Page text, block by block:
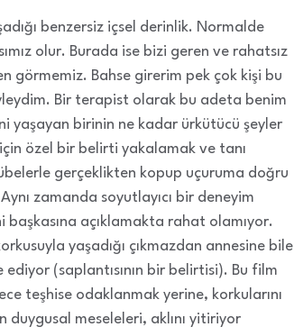
benzersiz içsel derinlik. Normalde
olur. Burada ise bizi geren ve rahatsız
görmemiz. Bahse girerim pek çok kişi bu
Bir terapist olarak bu adeta benim
yaşayan birinin ne kadar ürkütücü şeyler
özel bir belirti yakalamak ve tanı
gerçeklikten kopup uçuruma doğru
zamanda soyutlayıcı bir deneyim
açıklamakta rahat olamıyor.
yaşadığı çıkmazdan annesine bile
(saplantısının bir belirtisi). Bu film
teşhise odaklanmak yerine, korkularını
duygusal meseleleri, aklını yitiriyor